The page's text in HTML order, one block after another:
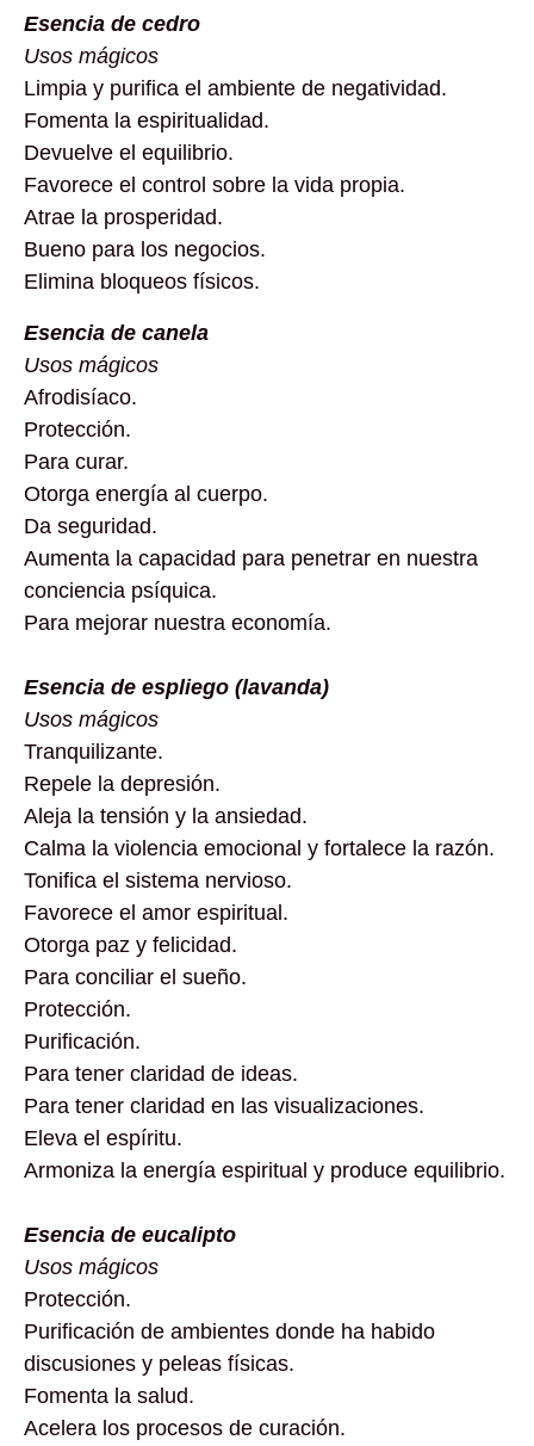
Esencia de cedro
Usos mágicos
Limpia y purifica el ambiente de negatividad.
Fomenta la espiritualidad.
Devuelve el equilibrio.
Favorece el control sobre la vida propia.
Atrae la prosperidad.
Bueno para los negocios.
Elimina bloqueos físicos.
Esencia de canela
Usos mágicos
Afrodisíaco.
Protección.
Para curar.
Otorga energía al cuerpo.
Da seguridad.
Aumenta la capacidad para penetrar en nuestra
conciencia psíquica.
Para mejorar nuestra economía.
Esencia de espliego (lavanda)
Usos mágicos
Tranquilizante.
Repele la depresión.
Aleja la tensión y la ansiedad.
Calma la violencia emocional y fortalece la razón.
Tonifica el sistema nervioso.
Favorece el amor espiritual.
Otorga paz y felicidad.
Para conciliar el sueño.
Protección.
Purificación.
Para tener claridad de ideas.
Para tener claridad en las visualizaciones.
Eleva el espíritu.
Armoniza la energía espiritual y produce equilibrio.
Esencia de eucalipto
Usos mágicos
Protección.
Purificación de ambientes donde ha habido
discusiones y peleas físicas.
Fomenta la salud.
Acelera los procesos de curación.